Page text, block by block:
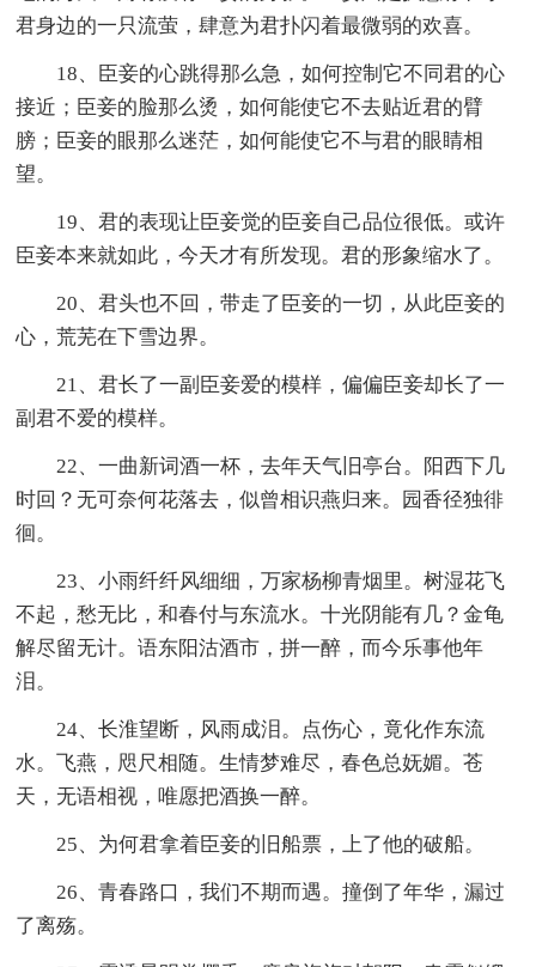
君身边的一只流萤，肆意为君扑闪着最微弱的欢喜。
18、臣妾的心跳得那么急，如何控制它不同君的心
接近；臣妾的脸那么烫，如何能使它不去贴近君的臂
膀；臣妾的眼那么迷茫，如何能使它不与君的眼睛相
望。
19、君的表现让臣妾觉的臣妾自己品位很低。或许
臣妾本来就如此，今天才有所发现。君的形象缩水了。
20、君头也不回，带走了臣妾的一切，从此臣妾的
心，荒芜在下雪边界。
21、君长了一副臣妾爱的模样，偏偏臣妾却长了一
副君不爱的模样。
22、一曲新词酒一杯，去年天气旧亭台。阳西下几
时回？无可奈何花落去，似曾相识燕归来。园香径独徘
徊。
23、小雨纤纤风细细，万家杨柳青烟里。树湿花飞
不起，愁无比，和春付与东流水。十光阴能有几？金龟
解尽留无计。语东阳沽酒市，拼一醉，而今乐事他年
泪。
24、长淮望断，风雨成泪。点伤心，竟化作东流
水。飞燕，咫尺相随。生情梦难尽，春色总妩媚。苍
天，无语相视，唯愿把酒换一醉。
25、为何君拿着臣妾的旧船票，上了他的破船。
26、青春路口，我们不期而遇。撞倒了年华，漏过
了离殇。